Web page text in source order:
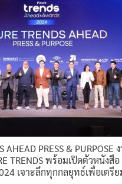
AHEAD PRESS & PURPOSE
TRENDS พร้อมเปิดตัวหนังสื
เจาะลึกทุกกลยุทธ์เพื่อเตรี